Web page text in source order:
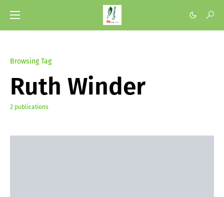
Browsing Tag
Ruth Winder
2 publications